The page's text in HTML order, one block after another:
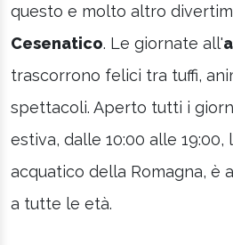
questo e molto altro
Cesenatico. Le giornate all'
trascorrono felici tra tuffi,
spettacoli. Aperto tutti i
estiva, dalle 10:00 alle
acquatico della Romagna, è
a tutte le età.